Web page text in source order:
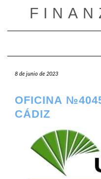
8 de junio de 2023
OFICINA
CÁDIZ